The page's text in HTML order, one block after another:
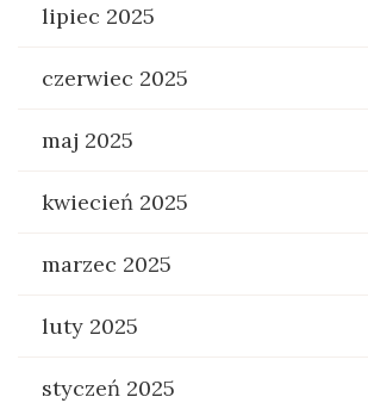
lipiec 2025
czerwiec 2025
maj 2025
kwiecień 2025
marzec 2025
luty 2025
styczeń 2025